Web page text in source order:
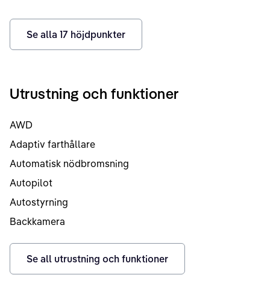
Se alla 17 höjdpunkter
Utrustning och funktioner
AWD
Adaptiv farthållare
Automatisk nödbromsning
Autopilot
Autostyrning
Backkamera
Se all utrustning och funktioner